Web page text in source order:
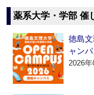
薬系大学・学部 催
徳島
ャン
2026